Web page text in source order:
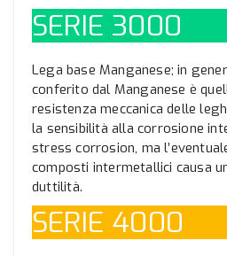
SERIE 3000
Lega base Manganese; in
conferito dal Manganese è
resistenza meccanica delle
la sensibilità alla corrosione
stress corrosion, ma
composti intermetallici causa
duttilità.
SERIE 4000